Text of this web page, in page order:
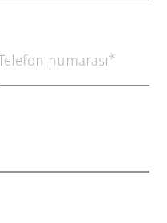
Telefon numarası